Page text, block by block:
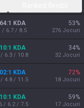
KDA
/ 6.7 / 8.5
53%
276 Jocuri
KDA
/ 6.3 / 10.8
34%
32 Jocuri
KDA
/ 4.8 / 11.5
72%
18 Jocuri
KDA
/ 6.2 / 7.5
59%
17 Jocuri